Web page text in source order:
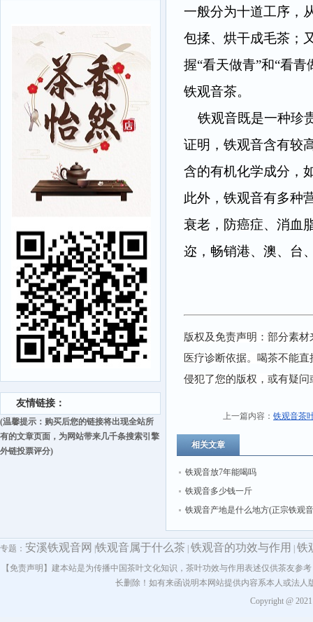
友情链接：
(温馨提示：购买后您的链接将出现全站所
有的文章页面，为网站带来几千条搜索引擎
外链投票评分)
一般分为十道工序，
包揉、烘干成毛茶；
握“看天做青”和“看
铁观音茶。
铁观音既是一种珍
证明，铁观音含有较
含的有机化学成分，
此外，铁观音有多种
衰老，防癌症、消血
迩，畅销港、澳、台
版权及免责声明：部分素
医疗诊断依据。喝茶不能
侵犯了您的版权，或有疑
上一篇内容： 铁观音茶
相关文章
铁观音放7年能喝吗
铁观音多少钱一斤
铁观音产地是什么地方(正宗铁观
地是哪里)
专题： 安溪铁观音网 铁观音属于什么茶 铁观音的功效与作用 铁
【免责声明】建本站是为传播中国茶叶文化知识，茶叶功效与作用表述仅供茶友
长删除！如有来函说明本网站提供内容系本人或法
Copyright @